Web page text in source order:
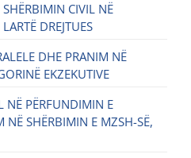
SHËRBIMIN CIVIL NË
DREJTUES
DHE PRANIM NË
EKZEKUTIVE
NË PËRFUNDIMIN E
NË SHËRBIMIN E MZSH-SË,